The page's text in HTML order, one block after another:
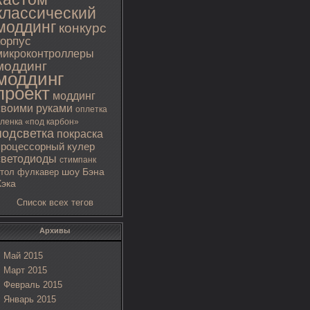
конкурс
моддинг
руками оплетка
«под карбон»
покраска
кулер
стимпанк
фулкавер шоу Бэна
Список всех тегов
Архивы
Май 2015
Март 2015
Февраль 2015
Январь 2015